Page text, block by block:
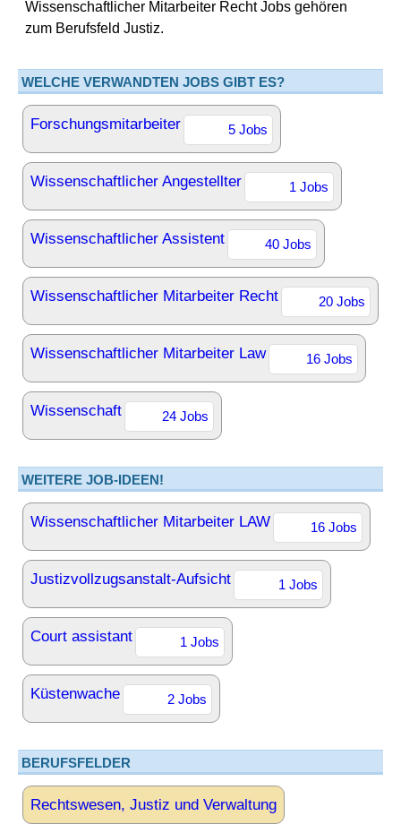
Wissenschaftlicher Mitarbeiter Recht Jobs gehören
zum Berufsfeld Justiz.
WELCHE VERWANDTEN JOBS GIBT ES?
Forschungsmitarbeiter 5 Jobs
Wissenschaftlicher Angestellter 1 Jobs
Wissenschaftlicher Assistent 40 Jobs
Wissenschaftlicher Mitarbeiter Recht 20 Jobs
Wissenschaftlicher Mitarbeiter Law 16 Jobs
Wissenschaft 24 Jobs
WEITERE JOB-IDEEN!
Wissenschaftlicher Mitarbeiter LAW 16 Jobs
Justizvollzugsanstalt-Aufsicht 1 Jobs
Court assistant 1 Jobs
Küstenwache 2 Jobs
BERUFSFELDER
Rechtswesen, Justiz und Verwaltung